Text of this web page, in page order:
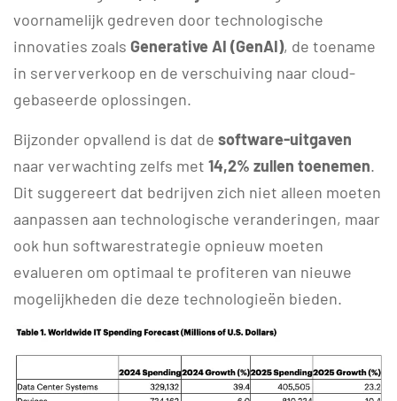
voornamelijk gedreven door technologische
innovaties zoals Generative AI (GenAI), de toename
in serververkoop en de verschuiving naar cloud-
gebaseerde oplossingen.
Bijzonder opvallend is dat de software-uitgaven
naar verwachting zelfs met 14,2% zullen toenemen.
Dit suggereert dat bedrijven zich niet alleen moeten
aanpassen aan technologische veranderingen, maar
ook hun softwarestrategie opnieuw moeten
evalueren om optimaal te profiteren van nieuwe
mogelijkheden die deze technologieën bieden.